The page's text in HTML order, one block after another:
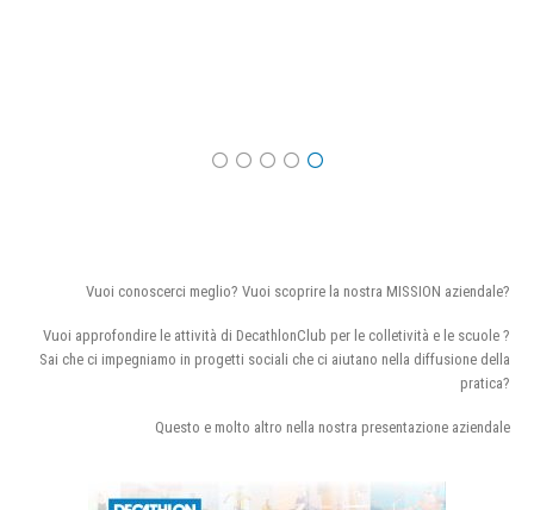
Vuoi conoscerci meglio? Vuoi scoprire la nostra MISSION aziendale?
Vuoi approfondire le attività di DecathlonClub per le colletività e le scuole ?
Sai che ci impegniamo in progetti sociali che ci aiutano nella diffusione della
pratica?
Questo e molto altro nella nostra presentazione aziendale